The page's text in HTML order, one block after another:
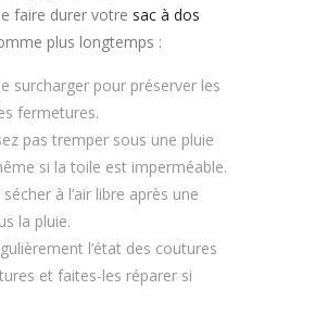
faire durer votre sac à dos
plus longtemps :
surcharger pour préserver les
fermetures.
pas tremper sous une pluie
si la toile est imperméable.
à l’air libre après une
la pluie.
l’état des coutures
et faites-les réparer si